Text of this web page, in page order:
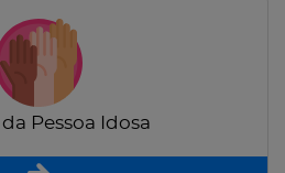
Pessoa Idosa